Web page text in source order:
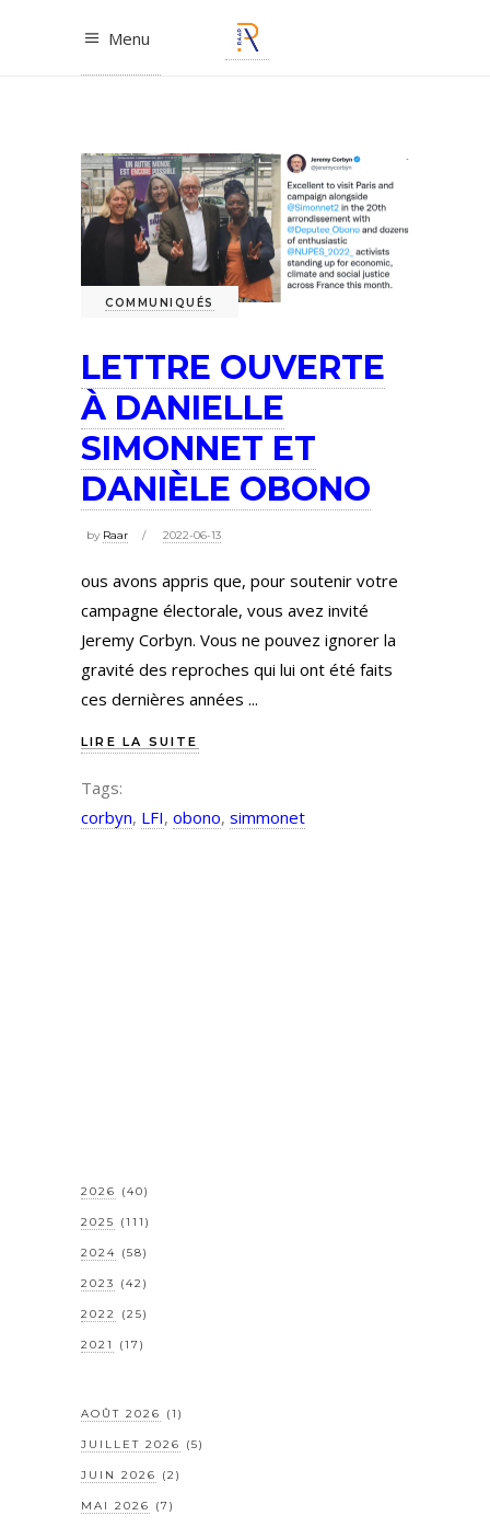
Menu
COMMUNIQUÉS
LETTRE OUVERTE
À DANIELLE
SIMONNET ET
DANIÈLE OBONO
by Raar 2022-06-13
ous avons appris que, pour soutenir votre
campagne électorale, vous avez invité
Jeremy Corbyn. Vous ne pouvez ignorer la
gravité des reproches qui lui ont été faits
ces dernières années
LIRE LA SUITE
Tags:
corbyn, LFI, obono, simmonet
2026 (40)
2025 (111)
2024 (58)
2023 (42)
2022 (25)
2021 (17)
AOÛT 2026 (1)
JUILLET 2026 (5)
JUIN 2026 (2)
MAI 2026 (7)